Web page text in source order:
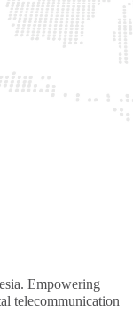
Empowering
telecommunication